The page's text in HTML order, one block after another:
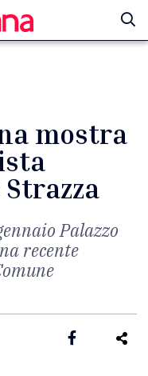
mostra
Palazzo
recente